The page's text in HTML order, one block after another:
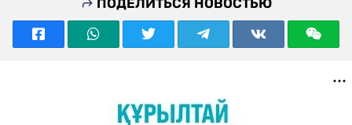
ПОДЕЛИТЬСЯ НОВОСТЬЮ